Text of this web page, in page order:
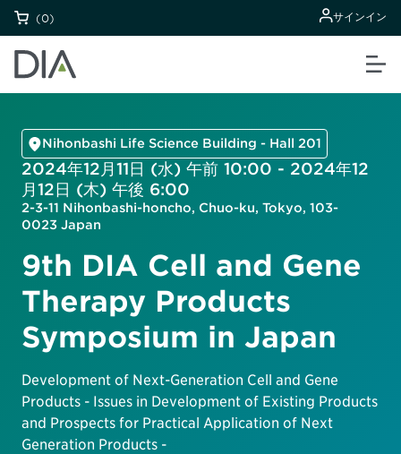
(0) サインイン
Nihonbashi Life Science Building - Hall 201
2024年12月11日 (水) 午前 10:00 - 2024年12
月12日 (木) 午後 6:00
2-3-11 Nihonbashi-honcho, Chuo-ku, Tokyo, 103-
0023 Japan
9th DIA Cell and Gene
Therapy Products
Symposium in Japan
Development of Next-Generation Cell and Gene
Products - Issues in Development of Existing Products
and Prospects for Practical Application of Next
Generation Products -